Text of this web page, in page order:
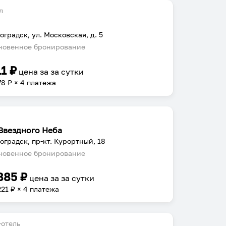
ул. Московская, д. 5
бронирование
₽ цена заза сутки
₽ × 4 платежа
Неба
пр-кт. Курортный, 18
бронирование
₽ цена заза сутки
₽ × 4 платежа